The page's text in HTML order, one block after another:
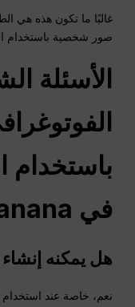
غالبًا ما تكون هذه هي
صور شخصية باستخدام
الأسئلة
باستخدام
في Nano Banana
هل يمكنه
نعم، خاصة عند استخدام